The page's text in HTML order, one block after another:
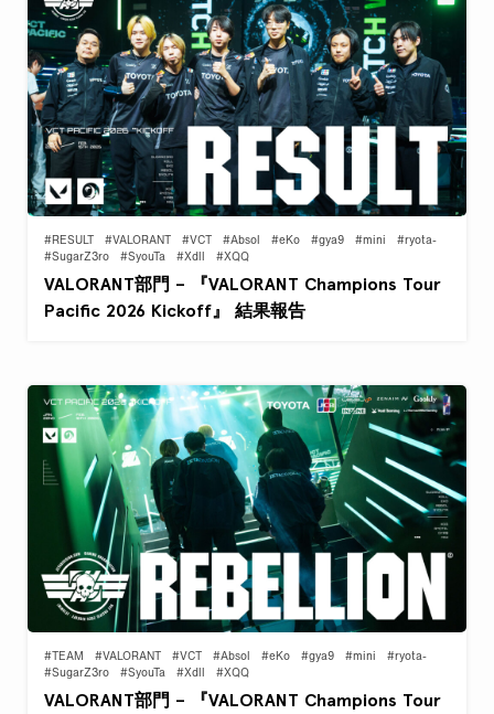
#RESULT #VALORANT #VCT #Absol #eKo #gya9 #mini
#ryota-
#SugarZ3ro
#SyouTa #Xdll #XQQ
VALORANT部門 – 『VALORANT Champions Tour
Pacific 2026 Kickoff』 結果報告
#TEAM #VALORANT #VCT #Absol #eKo #gya9 #mini
#ryota-
#SugarZ3ro
#SyouTa #Xdll #XQQ
VALORANT部門 – 『VALORANT Champions Tour